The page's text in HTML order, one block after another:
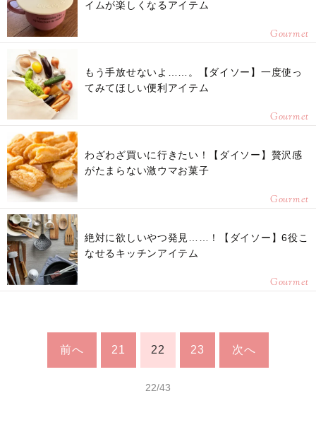
イムが楽しくなるアイテム
Gourmet
もう手放せないよ……。【ダイソー】一度使っ
てみてほしい便利アイテム
Gourmet
わざわざ買いに行きたい！【ダイソー】贅沢感
がたまらない激ウマお菓子
Gourmet
絶対に欲しいやつ発見……！【ダイソー】6役こ
なせるキッチンアイテム
Gourmet
前へ 21 22 23 次へ
22/43